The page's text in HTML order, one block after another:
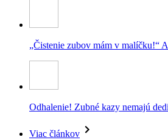
„Čistenie zubov mám v malíčku!“
Odhalenie! Zubné kazy nemajú
Viac článkov